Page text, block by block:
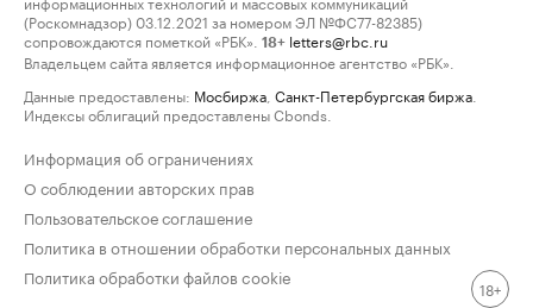
(Роскомнадзор) 03.12.2021 за номером ЭЛ №ФС77-82385)
сопровождаются пометкой «РБК».
18+ letters@rbc.ru
Владельцем сайта является информационное агентство «РБК».
Данные предоставлены: Мосбиржа Санкт-Петербургская биржа
Индексы облигаций предоставлены Cbonds.
Информация об ограничениях
О соблюдении авторских прав
Пользовательское соглашение
Политика в отношении обработки персональных данных
Политика обработки файлов cookie
18+